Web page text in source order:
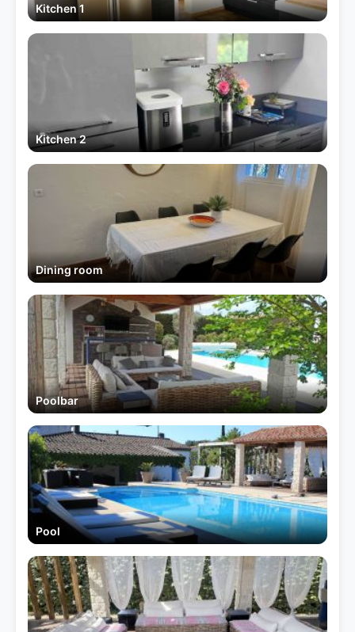
Kitchen 1
Kitchen 2
Dining room
Poolbar
Pool